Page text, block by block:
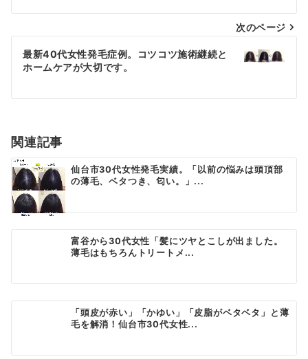
ビ
ゲ
シ
ン
次のページ
最新40代女性発毛症例。コツコツ施術継続と
ホームケアが大切です。
関連記事
仙台市30代女性発毛実績。「以前の悩みは頭頂部
の薄毛、ベタつき、匂い。」...
富谷から30代女性「髪にツヤとこしが出ました。
薄毛はもちろんトリートメ...
「頭皮が赤い」「かゆい」「皮脂がベタベタ」と薄
毛を解消！仙台市30代女性...